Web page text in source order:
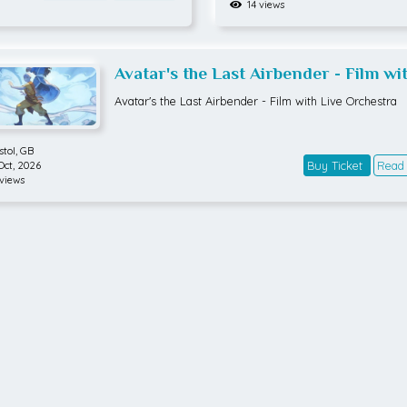
14 views
Avatar's the Last Airbender - Film
Live Orchestra
Avatar's the Last Airbender - Film with Live Orchestra
GB
2026
Buy Ticket